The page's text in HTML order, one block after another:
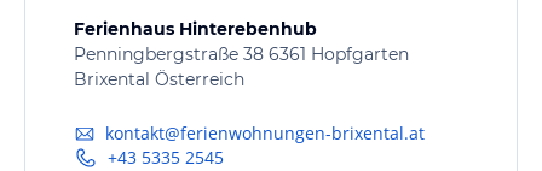
Ferienhaus Hinterebenhub
Penningbergstraße 38 6361 Hopfgarten
Brixental Österreich
kontakt@ferienwohnungen-brixental.at
+43 5335 2545